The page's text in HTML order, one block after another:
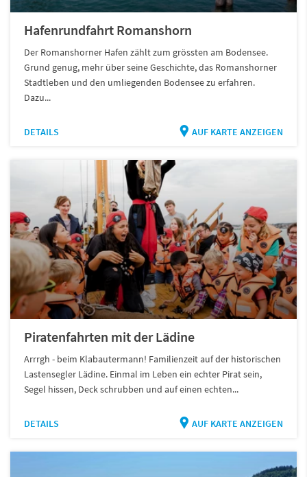
Hafenrundfahrt Romanshorn
Der Romanshorner Hafen zählt zum grössten am Bodensee.
Grund genug, mehr über seine Geschichte, das Romanshorner
Stadtleben und den umliegenden Bodensee zu erfahren.
Dazu...
DETAILS AUF KARTE ANZEIGEN
Piratenfahrten mit der Lädine
Arrrgh - beim Klabautermann! Familienzeit auf der historischen
Lastensegler Lädine. Einmal im Leben ein echter Pirat sein,
Segel hissen, Deck schrubben und auf einen echten...
DETAILS AUF KARTE ANZEIGEN